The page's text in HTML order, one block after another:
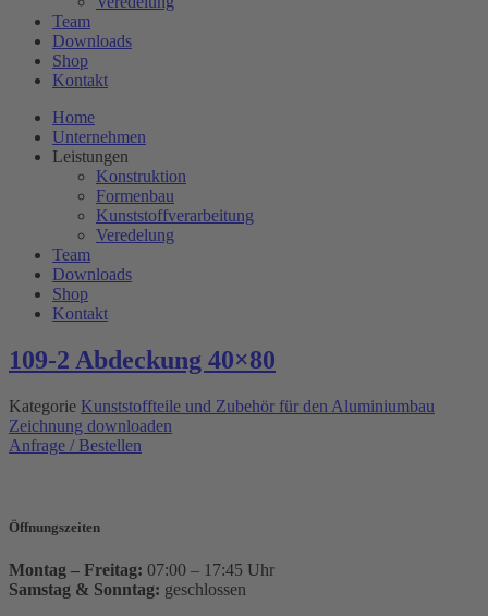
Team
Downloads
Shop
Kontakt
Home
Unternehmen
Leistungen
Konstruktion
Formenbau
Kunststoffverarbeitung
Veredelung
Team
Downloads
Shop
Kontakt
109-2 Abdeckung 40×80
Kategorie Kunststoffteile und Zubehör für den Aluminiumbau
Zeichnung downloaden
Anfrage / Bestellen
Öffnungszeiten
Montag – Freitag: 07:00 – 17:45 Uhr
Samstag & Sonntag: geschlossen